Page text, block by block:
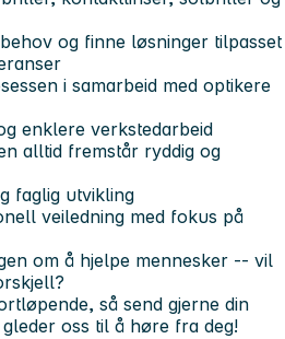
og finne løsninger tilpasset
i samarbeid med optikere
enklere verkstedarbeid
alltid fremstår ryddig og
faglig utvikling
veiledning med fokus på
om å hjelpe mennesker -- vil
så send gjerne din
oss til å høre fra deg!